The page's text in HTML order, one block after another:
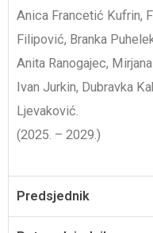
Anica Francetić Kufrin,
Filipović, Branka
Anita Ranogajec,
Ivan Jurkin, Dubravka
Ljevaković.
(2025. – 2029.)
Predsjednik